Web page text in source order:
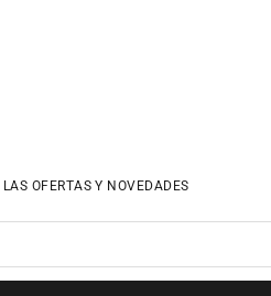
OFERTAS Y NOVEDADES